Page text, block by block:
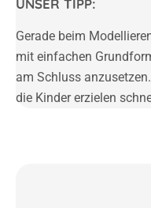
UNSER TIPP:
Gerade beim
mit einfachen
am Schluss
die Kinder erzielen